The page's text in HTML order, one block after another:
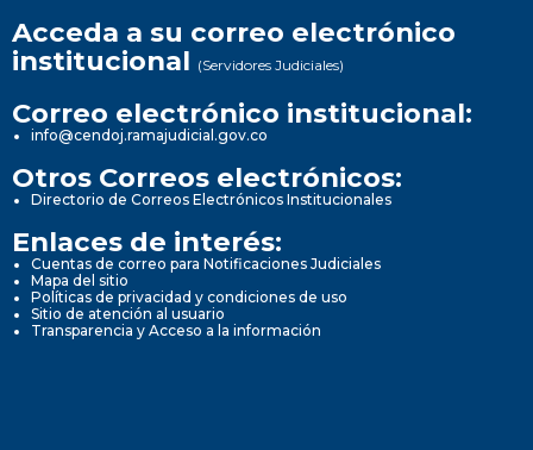
Acceda a su correo electrónico
institucional (Servidores Judiciales)
Correo electrónico institucional:
info@cendoj.ramajudicial.gov.co
Otros Correos electrónicos:
Directorio de Correos Electrónicos Institucionales
Enlaces de interés:
Cuentas de correo para Notificaciones Judiciales
Mapa del sitio
Políticas de privacidad y condiciones de uso
Sitio de atención al usuario
Transparencia y Acceso a la información